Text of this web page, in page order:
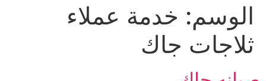
الوسم: خدمة عملاء
ثلاجات جاك